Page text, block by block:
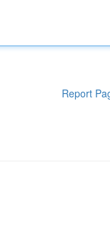
Report